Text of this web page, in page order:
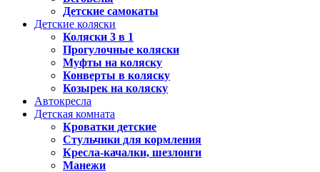
Детские самокаты
Детские коляски
Коляски 3 в 1
Прогулочные коляски
Муфты на коляску
Конверты в коляску
Козырек на коляску
Автокресла
Детская комната
Кроватки детские
Стульчики для кормления
Кресла-качалки, шезлонги
Манежи